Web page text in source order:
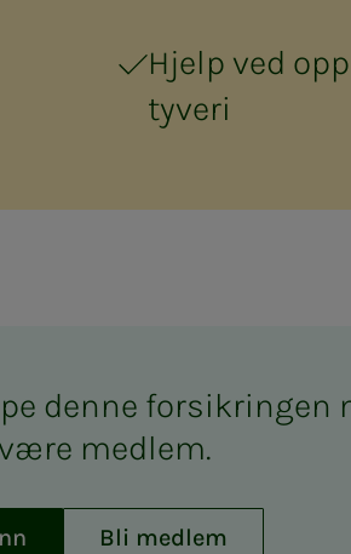
Hjelp ved
tyveri
den­­ne for­­sik­rin­­gen
med­­­lem.
Bli medlem